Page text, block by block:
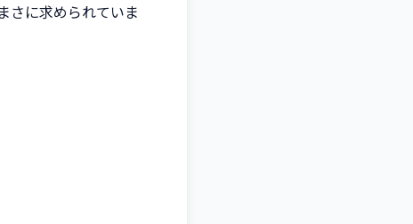
さに求められていま